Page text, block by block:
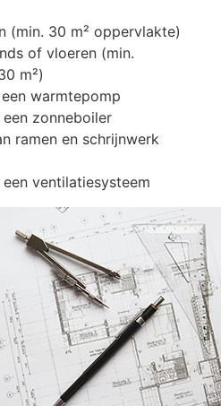
(min. 30 m² oppervlakte)
of vloeren (min.
m²)
warmtepomp
zonneboiler
ramen en schrijnwerk
ventilatiesysteem